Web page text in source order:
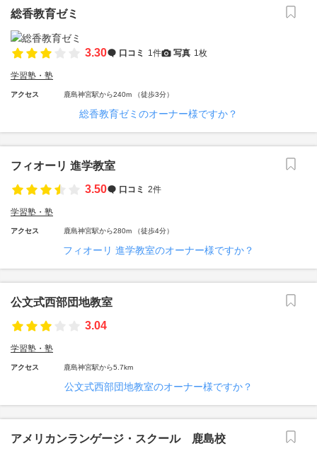
総香教育ゼミ
3.30 口コミ 1件 写真 1枚
学習塾・塾
アクセス 鹿島神宮駅から240m （徒歩3分）
総香教育ゼミのオーナー様ですか？
フィオーリ 進学教室
3.50
口コミ 2件
学習塾・塾
アクセス 鹿島神宮駅から280m （徒歩4分）
フィオーリ 進学教室のオーナー様ですか？
公文式西部団地教室
3.04
学習塾・塾
アクセス 鹿島神宮駅から5.7km
公文式西部団地教室のオーナー様ですか？
アメリカンランゲージ・スクール 鹿島校